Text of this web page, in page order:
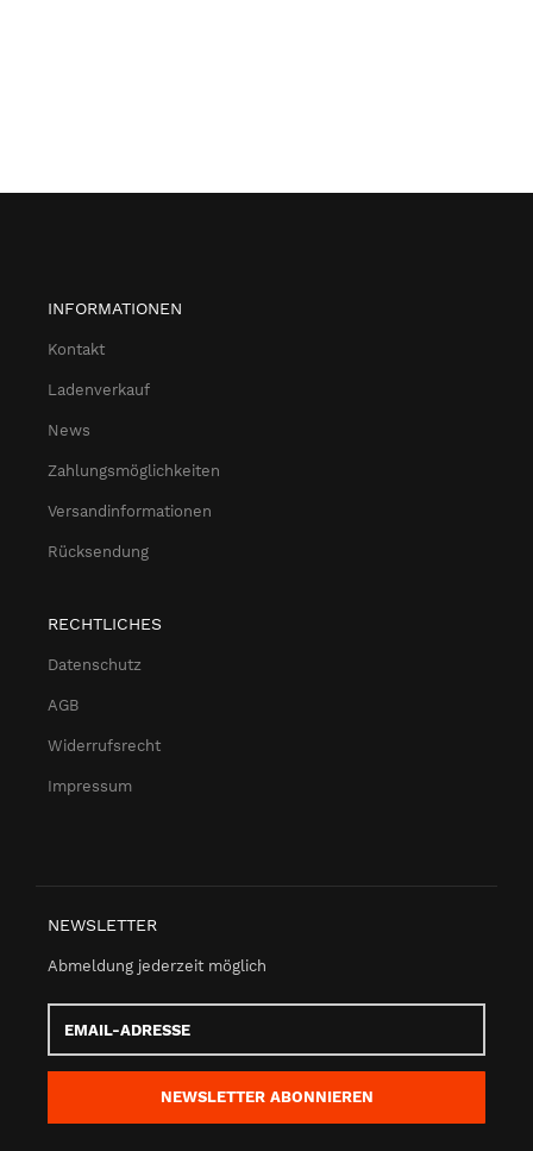
INFORMATIONEN
Kontakt
Ladenverkauf
News
Zahlungsmöglichkeiten
Versandinformationen
Rücksendung
RECHTLICHES
Datenschutz
AGB
Widerrufsrecht
Impressum
NEWSLETTER
Abmeldung jederzeit möglich
Adresse
NEWSLETTER ABONNIEREN